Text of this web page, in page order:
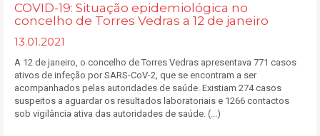
COVID-19: Situação epidemiológica no
concelho de Torres Vedras a 12 de janeiro
13.01.2021
A 12 de janeiro, o concelho de Torres Vedras apresentava 771 casos
ativos de infeção por SARS-CoV-2, que se encontram a ser
acompanhados pelas autoridades de saúde. Existiam 274 casos
suspeitos a aguardar os resultados laboratoriais e 1266 contactos
sob vigilância ativa das autoridades de saúde. (...)